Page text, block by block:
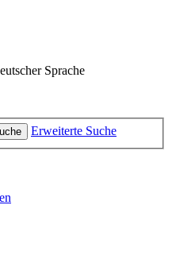
Sprache
Erweiterte Suche